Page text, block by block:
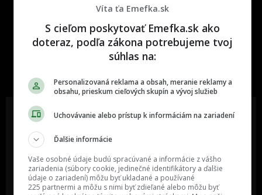
One time najzábavnejšie miesto na
slovenskom internete, next time
Oslov reklamou viac ako milión
ľudí v rôznych vekových
kategóriách a na rôznych
sociálnych sieťach a nakopni svoj
biznis alebo produkt.
mali určite napísať?
Víta ťa Emefka.sk
S cieľom poskytovať Emefka.sk ako
doteraz, podľa zákona potrebujeme tvoj
súhlas na:
Personalizovaná reklama a obsah, meranie reklamy a
obsahu, prieskum cieľových skupín a vývoj služieb
Uchovávanie alebo prístup k informáciám na zariadení
Ďalšie informácie
Vaše osobné údaje budú spracúvané a informácie z vášho
zariadenia (súbory cookie, jedinečné identifikátory a ďalšie
údaje o zariadení) môžu byť ukladané a používané
225 partnermi a môžu s nimi byť zdieľané alebo môžu byť